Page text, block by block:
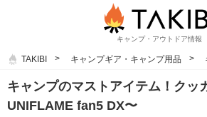
キャンプ・アウトドア情報
TAKIBI キャンプギア・キャンプ用品
キャンプのマストアイテム！クッ
UNIFLAME fan5 DX〜